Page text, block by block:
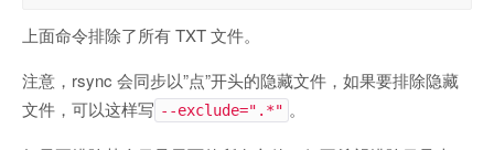
上面命令排除了所有 TXT 文件。
注意，rsync 会同步以”点”开头的隐藏文件，如果要排除隐藏
文件，可以这样写 --exclude=".*" 。